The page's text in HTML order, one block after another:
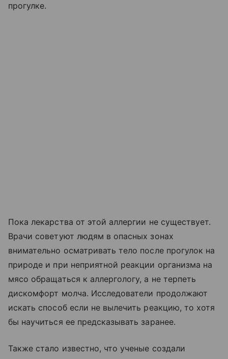
прогулке.
Пока лекарства от этой аллергии не существует.
Врачи советуют людям в опасных зонах
внимательно осматривать тело после прогулок на
природе и при неприятной реакции организма на
мясо обращаться к аллергологу, а не терпеть
дискомфорт молча. Исследователи продолжают
искать способ если не вылечить реакцию, то хотя
бы научиться ее предсказывать заранее.
Также стало известно, что ученые создали